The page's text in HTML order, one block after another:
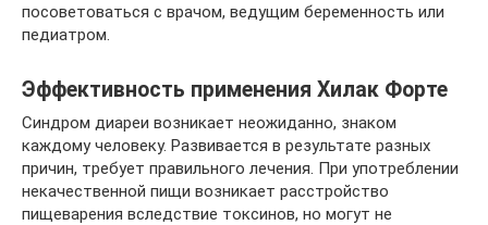
посоветоваться с врачом, ведущим беременность или
педиатром.
Эффективность применения Хилак Форте
Синдром диареи возникает неожиданно, знаком
каждому человеку. Развивается в результате разных
причин, требует правильного лечения. При употреблении
некачественной пищи возникает расстройство
пищеварения вследствие токсинов, но могут не